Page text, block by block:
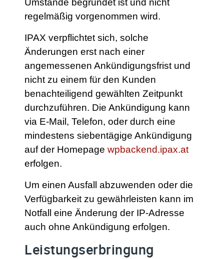
regelmäßig vorgenommen wird.
IPAX verpflichtet sich, solche
Änderungen erst nach einer
angemessenen Ankündigungsfrist und
nicht zu einem für den Kunden
benachteiligend gewählten Zeitpunkt
durchzuführen. Die Ankündigung kann
via E-Mail, Telefon, oder durch eine
mindestens siebentägige Ankündigung
auf der Homepage wpbackend.ipax.at
erfolgen.
Um einen Ausfall abzuwenden oder die
Verfügbarkeit zu gewährleisten kann im
Notfall eine Änderung der IP-Adresse
auch ohne Ankündigung erfolgen.
Leistungserbringung